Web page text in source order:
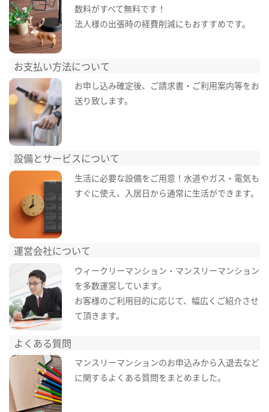
数料がすべて無料です！
法人様の出張時の経費削減にもおすすめです。
お支払い方法について
お申し込み確定後、ご請求書・ご利用案内等をお
送り致します。
設備とサービスについて
生活に必要な設備をご用意！水道やガス・電気も
すぐに使え、入居日から通常に生活ができます。
運営会社について
ウィークリーマンション・マンスリーマンション
を多数運営しています。
お客様のご利用目的に応じて、幅広くご紹介させ
て頂きます。
よくある質問
マンスリーマンションのお申込みから入退去など
に関するよくある質問をまとめました。